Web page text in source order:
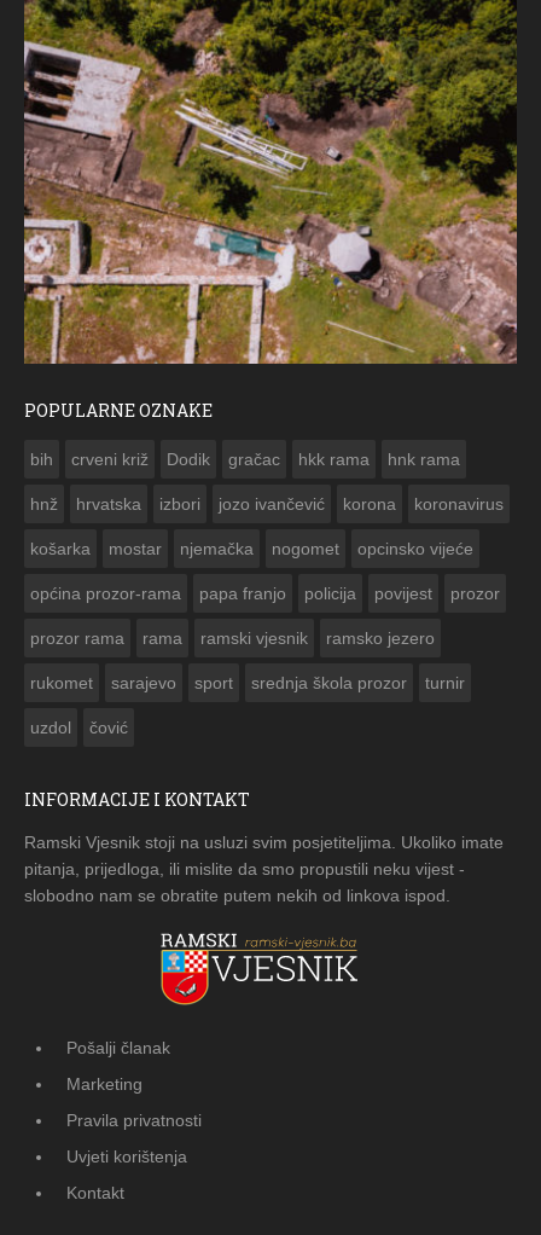
POPULARNE OZNAKE
bih crveni križ Dodik gračac hkk rama hnk rama
hnž hrvatska izbori jozo ivančević korona koronavirus
košarka mostar njemačka nogomet opcinsko vijeće
općina prozor-rama papa franjo policija povijest prozor
prozor rama rama ramski vjesnik ramsko jezero
rukomet sarajevo sport srednja škola prozor turnir
uzdol čović
INFORMACIJE I KONTAKT
Ramski Vjesnik stoji na usluzi svim posjetiteljima. Ukoliko imate
pitanja, prijedloga, ili mislite da smo propustili neku vijest -
slobodno nam se obratite putem nekih od linkova ispod.
Pošalji članak
Marketing
Pravila privatnosti
Uvjeti korištenja
Kontakt